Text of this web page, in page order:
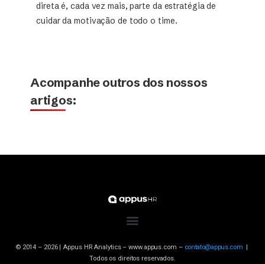
direta é, cada vez mais, parte da estratégia de
cuidar da motivação de todo o time.
Acompanhe outros dos nossos
artigos:
© 2014 – 2026 | Appus HR Analytics – www.appus.com – contato@appus.com
Todos os direitos reservados.